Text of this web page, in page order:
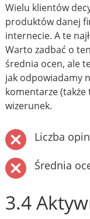
Wielu klientów
produktów danej
internecie. A te
Warto zadbać o
średnia ocen, ale
jak odpowiadamy
komentarze
wizerunek.
Liczba
Średnia
3.4